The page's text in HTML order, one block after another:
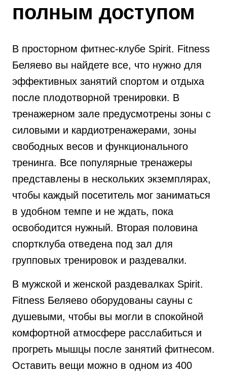
полным доступом
В просторном фитнес-клубе Spirit. Fitness
Беляево вы найдете все, что нужно для
эффективных занятий спортом и отдыха
после плодотворной тренировки. В
тренажерном зале предусмотрены зоны с
силовыми и кардиотренажерами, зоны
свободных весов и функционального
тренинга. Все популярные тренажеры
представлены в нескольких экземплярах,
чтобы каждый посетитель мог заниматься
в удобном темпе и не ждать, пока
освободится нужный. Вторая половина
спортклуба отведена под зал для
групповых тренировок и раздевалки.
В мужской и женской раздевалках Spirit.
Fitness Беляево оборудованы сауны с
душевыми, чтобы вы могли в спокойной
комфортной атмосфере расслабиться и
прогреть мышцы после занятий фитнесом.
Оставить вещи можно в одном из 400